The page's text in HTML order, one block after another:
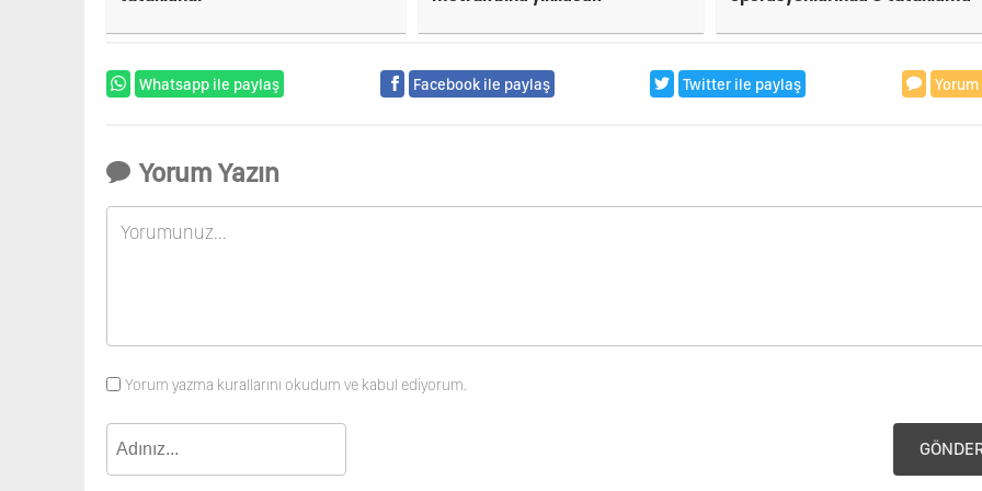
Whatsapp ile paylaş Facebook ile paylaş Twitter ile paylaş Yorum
Yorum Yazın
Yorum yazma kurallarını okudum ve kabul ediyorum.